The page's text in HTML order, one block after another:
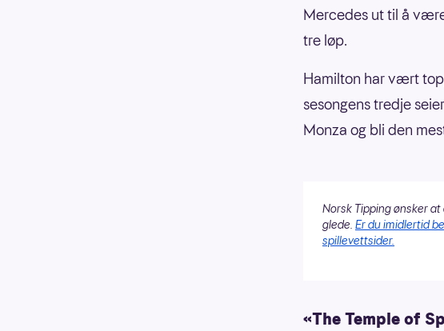
Mercedes ut til å
tre løp.
Hamilton har vært
sesongens tredje
Monza og bli den
Norsk Tipping ønsker
glede. Er du imidlertid
spillevettsider.
«The Temple of